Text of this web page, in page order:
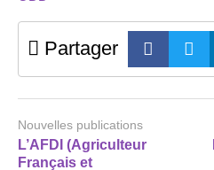
Partager
Nouvelles publications
L’AFDI (Agriculteur
Français et